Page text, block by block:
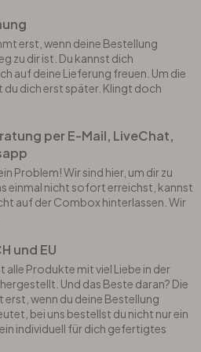
erst, wenn deine Bestellung
zu dir ist. Du kannst dich
auf deine Lieferung freuen. Um die
du dich erst später. Klingt doch
per E-Mail, LiveChat,
Problem! Wir sind hier, um dir zu
einmal nicht sofort erreichst, kannst
auf der Combox hinterlassen. Wir
und EU
alle Produkte mit viel Liebe in der
Und das Beste daran? Die
wenn du deine Bestellung
bei uns bestellst du nicht nur ein
individuell für dich gefertigtes